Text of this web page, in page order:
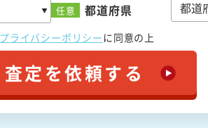
任意 都道府県
プライバシーポリシーに同意の上
査定を依頼する